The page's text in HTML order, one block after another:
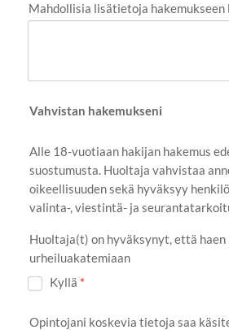
Mahdollisia lisätietoja
Vahvistan hakemukseni
Alle 18-vuotiaan hakijan hakemus
suostumusta. Huoltaja vahvistaa
oikeellisuuden sekä hyväksyy
valinta-, viestintä- ja
Huoltaja(t) on hyväksynyt, että haen
urheiluakatemiaan
Kyllä *
Opintojani koskevia tietoja saa